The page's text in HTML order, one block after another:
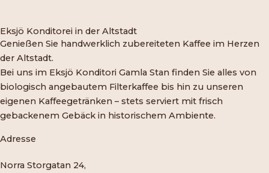
Eksjö Konditorei in der Altstadt
Genießen Sie handwerklich zubereiteten Kaffee im Herzen
der Altstadt.
Bei uns im Eksjö Konditori Gamla Stan finden Sie alles von
biologisch angebautem Filterkaffee bis hin zu unseren
eigenen Kaffeegetränken – stets serviert mit frisch
gebackenem Gebäck in historischem Ambiente.
Adresse
Norra Storgatan 24,